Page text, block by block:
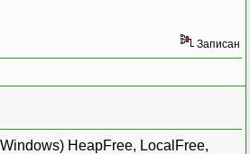
Записан
HeapFree, LocalFree,